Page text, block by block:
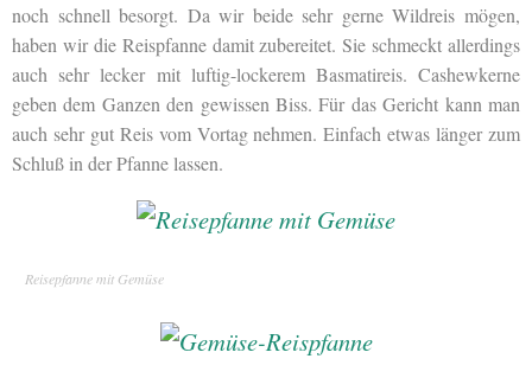
noch schnell besorgt. Da wir beide sehr gerne Wildreis mögen,
haben wir die Reispfanne damit zubereitet. Sie schmeckt allerdings
auch sehr lecker mit luftig-lockerem Basmatireis. Cashewkerne
geben dem Ganzen den gewissen Biss. Für das Gericht kann man
auch sehr gut Reis vom Vortag nehmen. Einfach etwas länger zum
Schluß in der Pfanne lassen.
Reisepfanne mit Gemüse